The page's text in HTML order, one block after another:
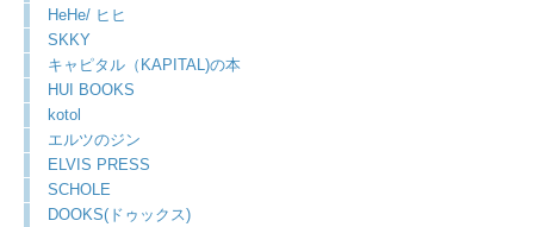
HeHe/ ヒヒ
SKKY
キャピタル（KAPITAL)の本
HUI BOOKS
kotol
エルツのジン
ELVIS PRESS
SCHOLE
DOOKS(ドゥックス)